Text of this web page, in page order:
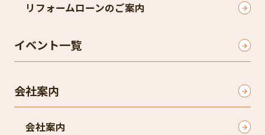
リフォームローンのご案内
イベント一覧
会社案内
会社案内